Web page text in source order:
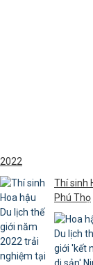
2022
Thí sinh
Phú Thọ